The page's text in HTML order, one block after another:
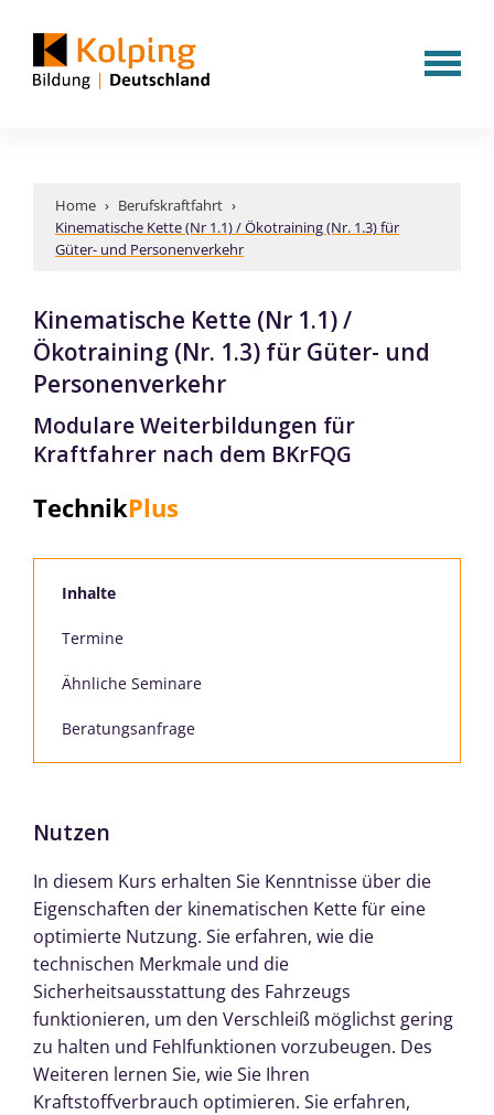
Home › Berufskraftfahrt ›
Kinematische Kette (Nr 1.1) / Ökotraining (Nr. 1.3) für
Güter- und Personenverkehr
Kinematische Kette (Nr 1.1) /
Ökotraining (Nr. 1.3) für Güter- und
Personenverkehr
Modulare Weiterbildungen für
Kraftfahrer nach dem BKrFQG
TechnikPlus
Inhalte
Termine
Ähnliche Seminare
Beratungsanfrage
Nutzen
In diesem Kurs erhalten Sie Kenntnisse über die
Eigenschaften der kinematischen Kette für eine
optimierte Nutzung. Sie erfahren, wie die
technischen Merkmale und die
Sicherheitsausstattung des Fahrzeugs
funktionieren, um den Verschleiß möglichst gering
zu halten und Fehlfunktionen vorzubeugen. Des
Weiteren lernen Sie, wie Sie Ihren
Kraftstoffverbrauch optimieren. Sie erfahren,